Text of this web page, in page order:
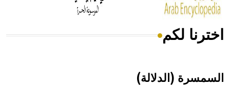
هل تعلم أن الأبسيد كلمة فرنسية اللفظ تم اعتمادها مصطلحاً
اخترنا لكم
السمسرة (الدلالة)